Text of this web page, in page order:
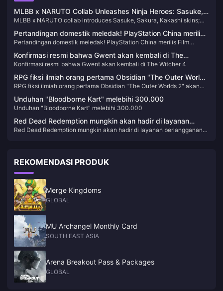
MLBB x NARUTO Collab Unleashes Ninja Heroes: Sasuke,
Sakura, Kakashi Take Center Stage
MLBB x NARUTO collab introduces Sasuke, Sakura, Kakashi skins;
Pertandingan domestik meledak! PlayStation China merilis
Film Pendek Peringatan 10 Tahun "Membantu Kreasi
Tiongkok Mendunia".
Pertandingan domestik meledak! PlayStation China merilis Film
Konfirmasi resmi bahwa Gwent akan kembali di The
Witcher 4
Konfirmasi resmi bahwa Gwent akan kembali di The Witcher 4
RPG fiksi ilmiah orang pertama Obsidian "The Outer Worlds
2" akan dirilis pada tahun 2025
RPG fiksi ilmiah orang pertama Obsidian "The Outer Worlds 2" akan
Unduhan "Bloodborne Kart" melebihi 300.000
Unduhan "Bloodborne Kart" melebihi 300.000
Red Dead Redemption mungkin akan hadir di layanan
berlangganan Microsoft dan Sony
Red Dead Redemption mungkin akan hadir di layanan berlangganan
REKOMENDASI PRODUK
Merge Kingdoms
GLOBAL
MU Archangel Monthly Card
SOUTH EAST ASIA
Arena Breakout Pass & Packages
GLOBAL